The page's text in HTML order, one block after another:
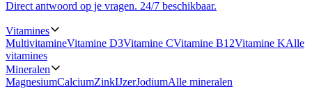
Direct antwoord op je vragen. 24/7 beschikbaar.
Vitamines
MultivitamineVitamine D3Vitamine CVitamine B12Vitamine KAlle
vitamines
Mineralen
MagnesiumCalciumZinkIJzerJodiumAlle mineralen